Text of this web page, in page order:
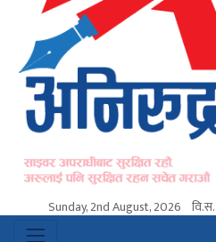
Sunday, 2nd August, 2026 वि.स.